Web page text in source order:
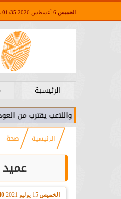
الخميس 01:35 مـ
الرئيسية
واللاعب يقترب من العودة إلى
الرئيسية صحة
الخميس 15 يوليو 2021